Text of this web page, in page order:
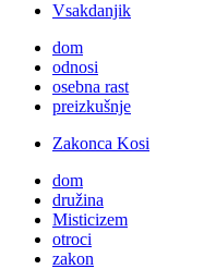
Vsakdanjik
dom
odnosi
osebna rast
preizkušnje
Zakonca Kosi
dom
družina
Misticizem
otroci
zakon